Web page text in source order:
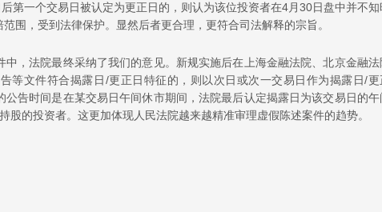
第一个交易日被认定为更正日的，则认为该位投资者在4月30日盘中并不知
围，受到法律保护。显然后者更合理，更符合司法解释的宗旨。
，法院最终采纳了我们的意见。新规实施后在上海金融法院、北京金融法
等文件符合揭露日/更正日特征的，则以次日或次一交易日作为揭露日/更
告时间是在某交易日午间休市期间，法院最后认定揭露日为该交易日的午
股的投资者。这更加体现人民法院越来越精准审理虚假陈述案件的趋势。